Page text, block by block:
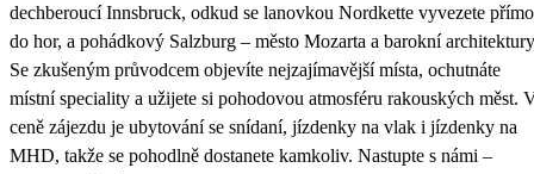
dechberoucí Innsbruck, odkud se lanovkou Nordkette vyvezete přímo
do hor, a pohádkový Salzburg – město Mozarta a barokní
Se zkušeným průvodcem objevíte nejzajímavější místa, ochutnáte
místní speciality a užijete si pohodovou atmosféru rakouských měst.
ceně zájezdu je ubytování se snídaní, jízdenky na vlak i jízdenky na
MHD, takže se pohodlně dostanete kamkoliv. Nastupte s námi –